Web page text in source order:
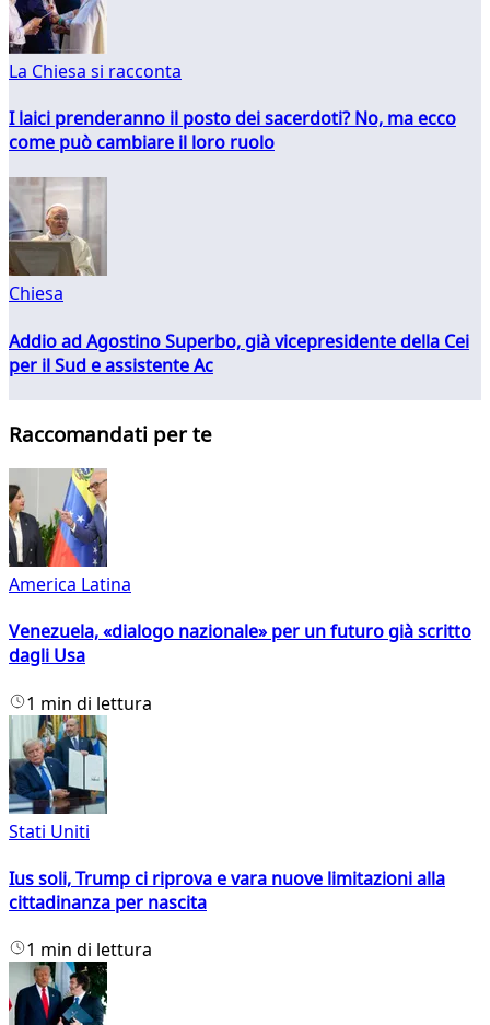
La Chiesa si racconta
I laici prenderanno il posto dei sacerdoti? No, ma ecco
come può cambiare il loro ruolo
Chiesa
Addio ad Agostino Superbo, già vicepresidente della Cei
per il Sud e assistente Ac
Raccomandati per te
America Latina
Venezuela, «dialogo nazionale» per un futuro già scritto
dagli Usa
1 min di lettura
Stati Uniti
Ius soli, Trump ci riprova e vara nuove limitazioni alla
cittadinanza per nascita
1 min di lettura